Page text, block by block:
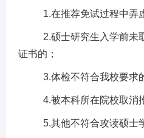
1.在推荐免试过程中弄
2.硕士研究生入学前未
证书的；
3.体检不符合我校要求
4.被本科所在院校取消
5.其他不符合攻读硕士